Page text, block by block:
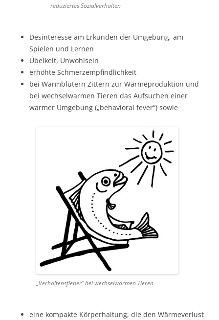
reduziertes Sozialverhalten
Desinteresse am Erkunden der Umgebung, am
Spielen und Lernen
Übelkeit, Unwohlsein
erhöhte Schmerzempfindlichkeit
bei Warmblütern Zittern zur Wärmeproduktion und
bei wechselwarmen Tieren das Aufsuchen einer
warmer Umgebung („behavioral fever“) sowie
„Verhaltensfieber“ bei wechselwarmen Tieren
eine kompakte Körperhaltung, die den Wärmeverlust